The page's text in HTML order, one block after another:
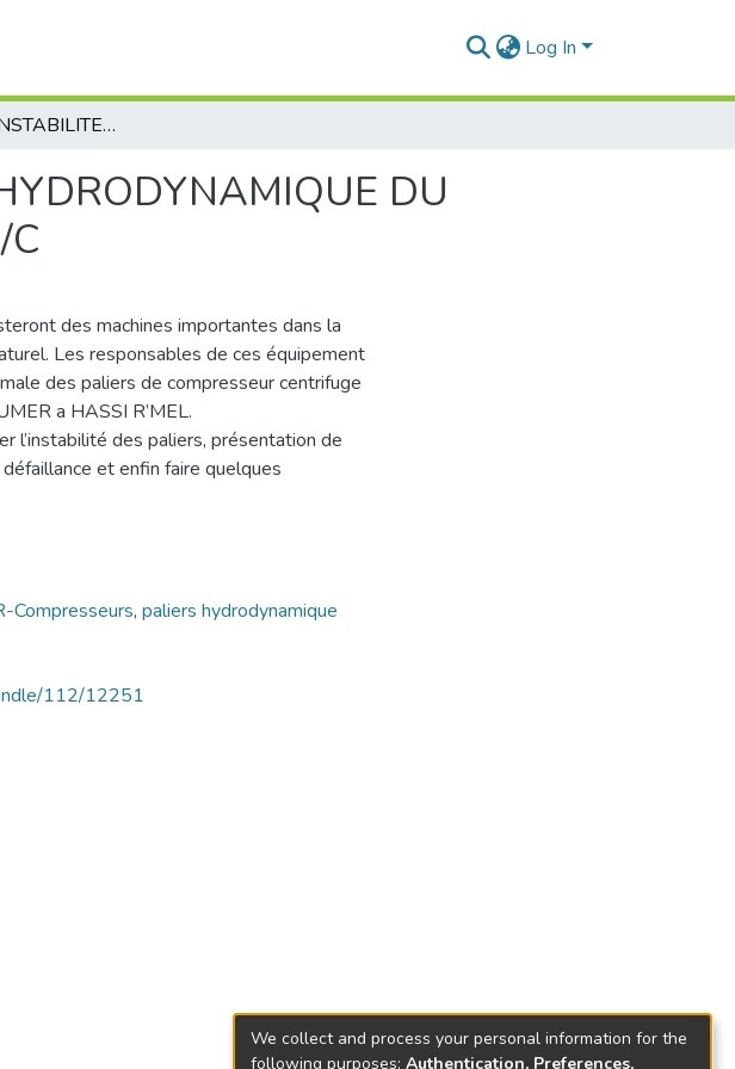
Log In
ETUDE DE L’INSTABILITE DES PALIES HYDRODYNAMIQUE DU COMPRESSEUR CENTRIFUGE BCL 405/C
DU
des machines importantes dans la
Les responsables de ces équipement
des paliers de compresseur centrifuge
a HASSI R’MEL.
l’instabilité des paliers, présentation de
et enfin faire quelques
Compresseurs, paliers hydrodynamique
112/12251
We collect and process your personal information for the
following purposes: Authentication, Preferences,